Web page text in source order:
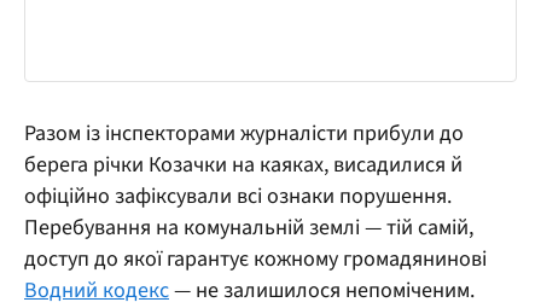
Разом із інспекторами журналісти прибули до
берега річки Козачки на каяках, висадилися й
офіційно зафіксували всі ознаки порушення.
Перебування на комунальній землі — тій самій,
доступ до якої гарантує кожному громадянинові
Водний кодекс— не залишилося непоміченим.